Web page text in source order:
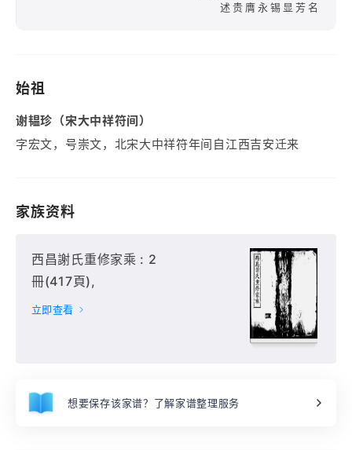
述贵膺永锡显芳名
始祖
谢韫珍（宋大中祥符间）
字宏文，号崇文，北宋大中祥符年间自江西吉安迁来
家族资料
西昌謝氏重修家乘 : 2
冊(417頁),
立即查看
想要保存该家谱？了解家谱整理服务